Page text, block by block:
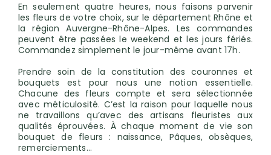
En seulement quatre heures, nous faisons parvenir
les fleurs de votre choix, sur le département Rhône et
la région Auvergne-Rhône-Alpes. Les commandes
peuvent être passées le weekend et les jours fériés.
Commandez simplement le jour-même avant 17h.
Prendre soin de la constitution des couronnes et
bouquets est pour nous une notion essentielle.
Chacune des fleurs compte et sera sélectionnée
avec méticulosité. C’est la raison pour laquelle nous
ne travaillons qu’avec des artisans fleuristes aux
qualités éprouvées. À chaque moment de vie son
bouquet de fleurs : naissance, Pâques, obsèques,
remerciements…